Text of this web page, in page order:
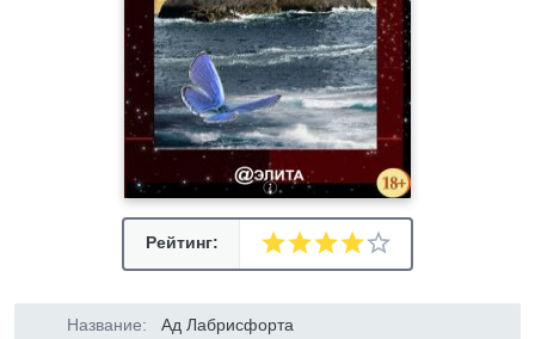
Рейтинг:
Название: Ад Лабрисфорта